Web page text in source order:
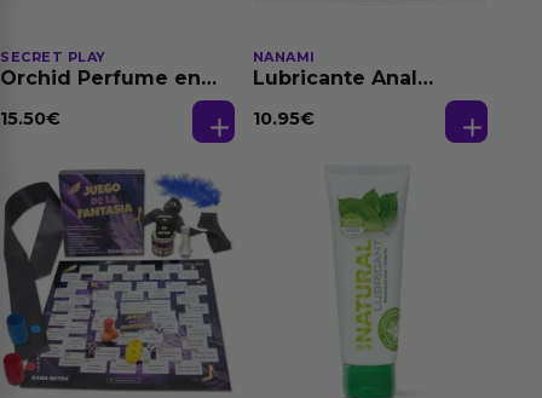
SECRET PLAY
Orchid Perfume en
Feromonas 20 ml
15.50€
NANAMI
Lubricante Anal
Dilatación Base Agua
10.95€